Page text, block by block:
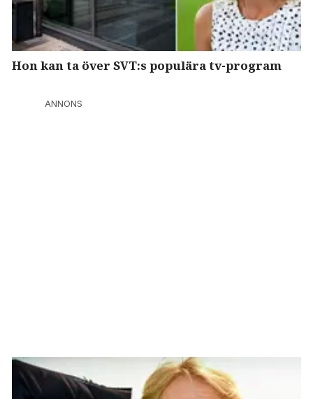
Hon kan ta över SVT:s populära tv-program
ANNONS